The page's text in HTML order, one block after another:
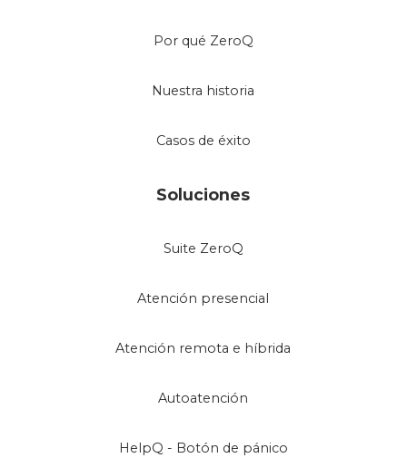
Por qué ZeroQ
Nuestra historia
Casos de éxito
Soluciones
Suite ZeroQ
Atención presencial
Atención remota e híbrida
Autoatención
HelpQ - Botón de pánico